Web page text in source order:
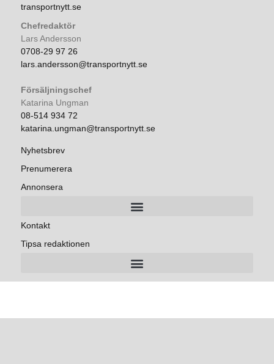
transportnytt.se
Chefredaktör
Lars Andersson
0708-29 97 26
lars.andersson@transportnytt.se
Försäljningschef
Katarina Ungman
08-514 934 72
katarina.ungman@transportnytt.se
Nyhetsbrev
Prenumerera
Annonsera
Kontakt
Tipsa redaktionen